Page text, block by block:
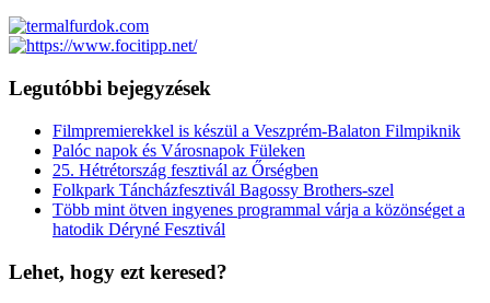
Legutóbbi bejegyzések
Filmpremierekkel is készül a Veszprém-Balaton Filmpiknik
Palóc napok és Városnapok Füleken
25. Hétrétország fesztivál az Őrségben
Folkpark Táncházfesztivál Bagossy Brothers-szel
Több mint ötven ingyenes programmal várja a közönséget a
hatodik Déryné Fesztivál
Lehet, hogy ezt keresed?